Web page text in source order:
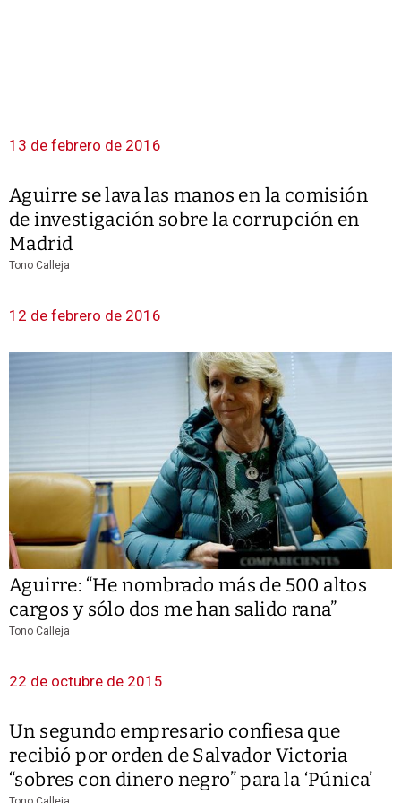
13 de febrero de 2016
Aguirre se lava las manos en la comisión
de investigación sobre la corrupción en
Madrid
Tono Calleja
12 de febrero de 2016
Aguirre: “He nombrado más de 500 altos
cargos y sólo dos me han salido rana”
Tono Calleja
22 de octubre de 2015
Un segundo empresario confiesa que
recibió por orden de Salvador Victoria
“sobres con dinero negro” para la ‘Púnica’